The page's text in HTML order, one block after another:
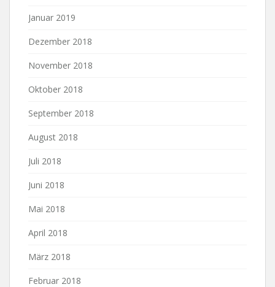
Januar 2019
Dezember 2018
November 2018
Oktober 2018
September 2018
August 2018
Juli 2018
Juni 2018
Mai 2018
April 2018
März 2018
Februar 2018